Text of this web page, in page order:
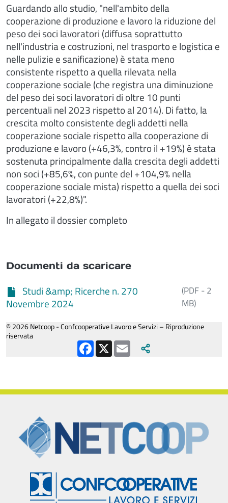
Guardando allo studio, "nell'ambito della
cooperazione di produzione e lavoro la riduzione del
peso dei soci lavoratori (diffusa soprattutto
nell'industria e costruzioni, nel trasporto e logistica e
nelle pulizie e sanificazione) è stata meno
consistente rispetto a quella rilevata nella
cooperazione sociale (che registra una diminuzione
del peso dei soci lavoratori di oltre 10 punti
percentuali nel 2023 rispetto al 2014). Di fatto, la
crescita molto consistente degli addetti nella
cooperazione sociale rispetto alla cooperazione di
produzione e lavoro (+46,3%, contro il +19%) è stata
sostenuta principalmente dalla crescita degli addetti
non soci (+85,6%, con punte del +104,9% nella
cooperazione sociale mista) rispetto a quella dei soci
lavoratori (+22,8%)".
In allegato il dossier completo
Documenti da scaricare
Studi &amp; Ricerche n. 270
Novembre 2024
(PDF - 2
MB)
© 2026 Netcoop - Confcooperative Lavoro e Servizi – Riproduzione
riservata
Facebook
X Email